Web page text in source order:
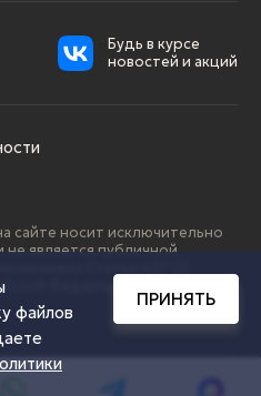
Будь в курсе
новостей и акций
сайте носит исключительно
является публичной
Федерации.
файлов
ПРИНЯТЬ